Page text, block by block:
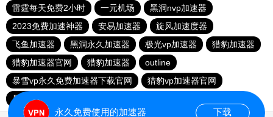
雷霆每天免费2小时
一元机场
黑洞nvp加速器
2023免费加速神器
安易加速器
旋风加速度器
飞鱼加速器
黑洞永久加速器 极光vp加速器
猎豹加速器
猎豹加速器官网
猎豹加速器
outline
暴雪vp永久免费加速器下载官网
猎豹vp加速器官网
暴雪vp永久免费加速器下载官网
永久免费使用的加速器 下载